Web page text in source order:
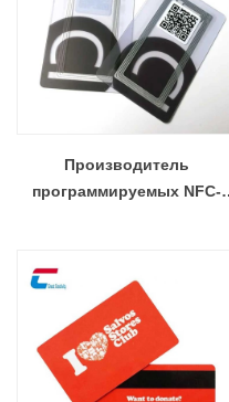
Производитель
программируемых NFC-